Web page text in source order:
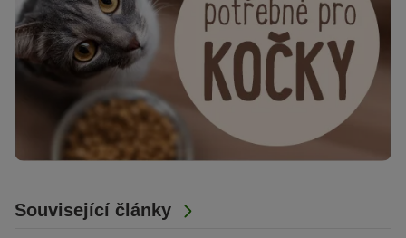
Související články